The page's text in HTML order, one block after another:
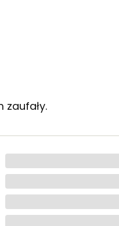
zaufały.
zapakowane.